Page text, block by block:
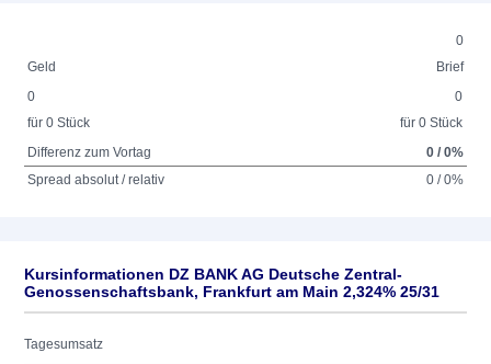
0
Geld
Brief
0
für 0 Stück
0
für 0 Stück
Differenz zum Vortag
0 / 0%
Spread absolut / relativ
0 / 0%
Kursinformationen DZ BANK AG Deutsche Zentral-
Genossenschaftsbank, Frankfurt am Main 2,324% 25/31
Tagesumsatz